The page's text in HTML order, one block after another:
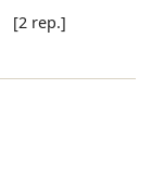
[2 rep.]